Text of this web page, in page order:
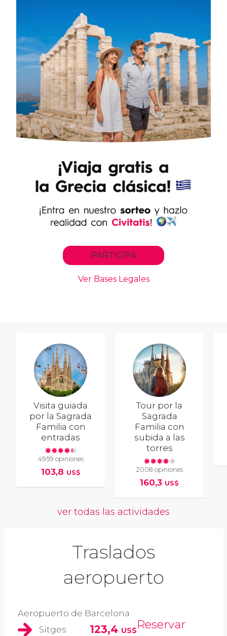
Visita guiada
por la Sagrada
Familia con
entradas
4959 opiniones
103,8 US$
Tour por la
Sagrada
Familia con
subida a las
torres
2008 opiniones
160,3 US$
ver todas las actividades
Traslados
aeropuerto
Aeropuerto de Barcelona
Sitges
123,4 US$Reservar